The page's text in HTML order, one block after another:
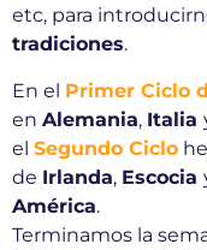
etc, para
tradiciones.
En el Primer Ciclo
en Alemania, Italia
el Segundo Ciclo
de Irlanda, Escocia
América.
Terminamos la